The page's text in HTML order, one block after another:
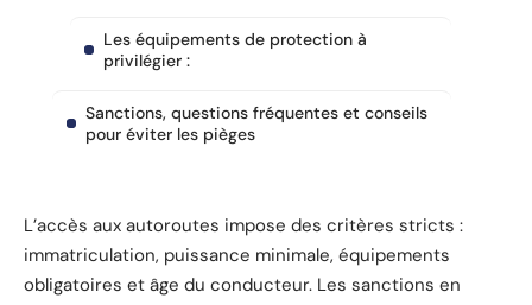
Les équipements de protection à
privilégier :
Sanctions, questions fréquentes et conseils
pour éviter les pièges
L’accès aux autoroutes impose des critères stricts :
immatriculation, puissance minimale, équipements
obligatoires et âge du conducteur. Les sanctions en